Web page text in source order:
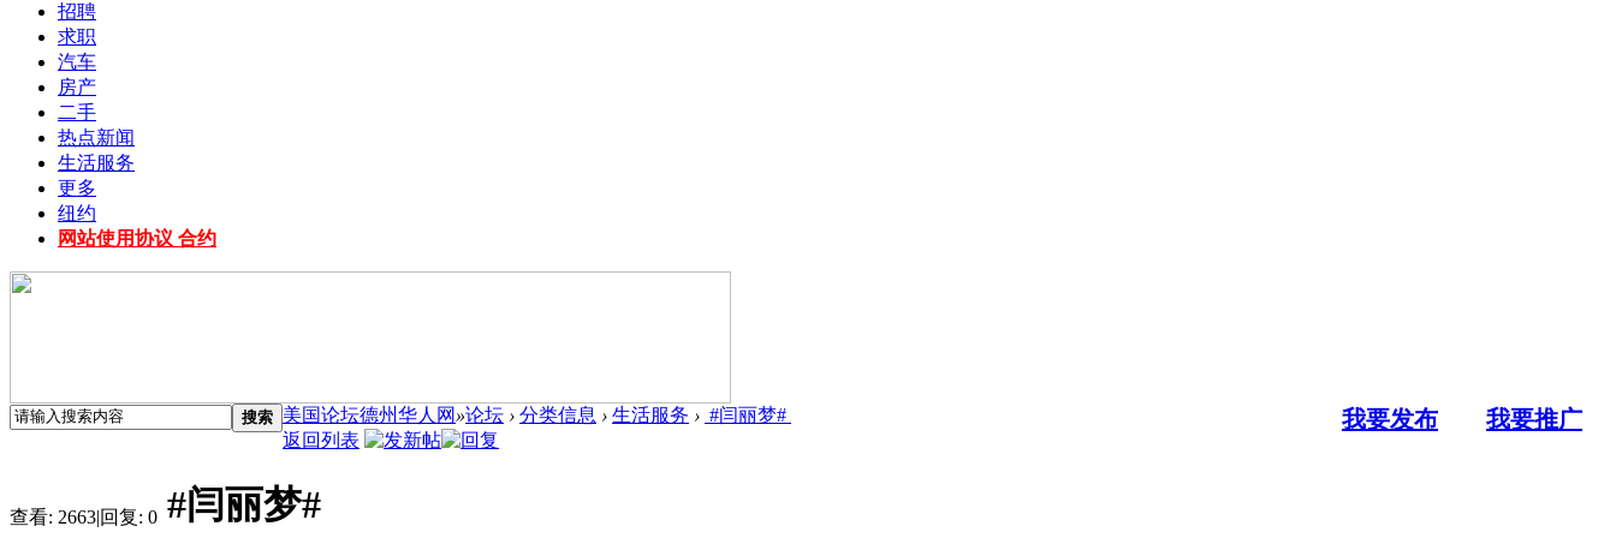
招聘
求职
汽车
房产
二手
热点新闻
生活服务
更多
纽约
网站使用协议 合约
搜索 我要发布 我要推广
美国论坛德州华人网 »论坛 › 分类信息 › 生活服务 › #闫丽梦#
返回列表
查看: 2663|回复: 0 #闫丽梦#